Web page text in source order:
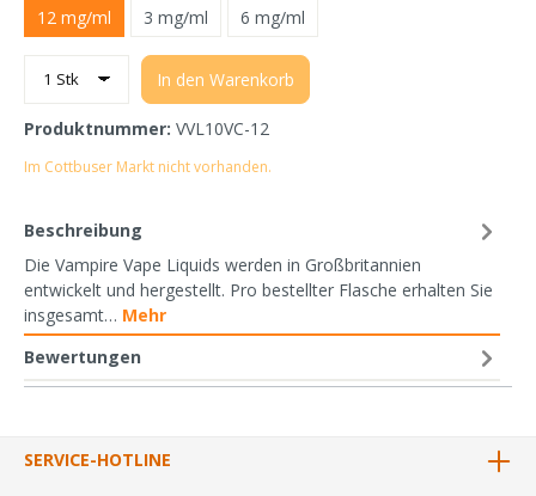
12 mg/ml
3 mg/ml 6 mg/ml
In den Warenkorb
Produktnummer: VVL10VC-12
Im Cottbuser Markt nicht vorhanden.
Beschreibung
Die Vampire Vape Liquids werden in Großbritannien
entwickelt und hergestellt. Pro bestellter Flasche erhalten Sie
insgesamt… Mehr
Bewertungen
SERVICE-HOTLINE